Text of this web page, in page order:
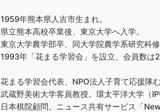
1959年熊本県人吉市生まれ。
県立熊本高校卒業後、東京大学へ入学。
東京大学農学部卒、同大学院農学系研究科修
1993年「花まる学習会」を設立、会員数は
花まる学習会代表、NPO法人子育て応援隊
武蔵野美術大学客員教授。環太平洋大学（
日本棋院顧問。ニュース共有サービス「